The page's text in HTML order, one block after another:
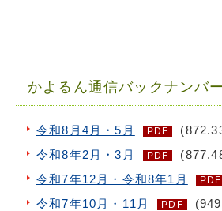
かよるん通信バックナンバー
令和8月4月・5月 PDF
令和8年2月・3月
PDF
令和7年12月・令和8年1月
PDF
令和7年10月・11月
PDF